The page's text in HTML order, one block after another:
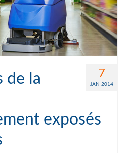
7
JAN 2014
de la
exposés